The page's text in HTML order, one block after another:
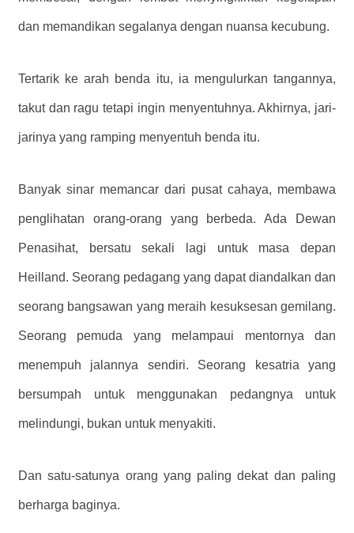
dan memandikan segalanya dengan nuansa kecubung.
Tertarik ke arah benda itu, ia mengulurkan tangannya,
takut dan ragu tetapi ingin menyentuhnya. Akhirnya, jari-
jarinya yang ramping menyentuh benda itu.
Banyak sinar memancar dari pusat cahaya, membawa
penglihatan orang-orang yang berbeda. Ada Dewan
Penasihat, bersatu sekali lagi untuk masa depan
Heilland. Seorang pedagang yang dapat diandalkan dan
seorang bangsawan yang meraih kesuksesan gemilang.
Seorang pemuda yang melampaui mentornya dan
menempuh jalannya sendiri. Seorang kesatria yang
bersumpah untuk menggunakan pedangnya untuk
melindungi, bukan untuk menyakiti.
Dan satu-satunya orang yang paling dekat dan paling
berharga baginya.